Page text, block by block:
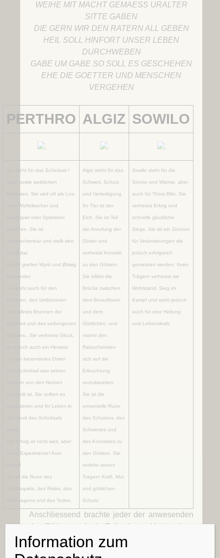
WEIHE MIT MACHT GEMAESS URALTER
SITTE GABEN
DIE GERN WIR DEN RATERN ALL GEBEN
HEIL SOLL HINFORT UNSER LEBEN
DURCHWEBEN
GABE UM GABE SO SOLL ES GESCHEHEN
EHE DIE GOETTER UND MENSCHEN
VERGEHEN
PERTHRO ALGIZ SOWILO
Sie steht für das Schicksal /
Spiel sowie weiblichen
Mysterien. Sie wird oft als Los-
oder Würfelbecher und
Glückspiel oder Spielstein
gesehen. Sie ist
unberechenbar und stellt den
Zufall dar.
Bei ihr greifen Wyrd und Ørlœg
ineinander.
Sie steht auch für den
Brunnen, den Urdbrunnen
oder Mimirs Brunnen der
Weisheit und des verborgenen
Wissens.. Sie verheisst Glück,
ist jedoch auch ein Hinweis
auf ein besonderes Omen
bzw. Schicksal was seinen
Trägern von den Nornen
zugeteilt ist. Sie sollten es
akzeptieren und ihr Leben in
die Hand des Schicksals
Der Erfolg ist nicht weit, aber
keine Experimente! Kein
Risiko!
Sie ist die Rune des
Glücksspiels, des Risiko, des
Wahrsagens und des Todes.
Algiz steht für das
Schwert, Schutz
und Verteidigung.
Ihr Tier ist der
Elch. Sie ist Teil
der Anrufung der
Götter und
verheisst Kontakt
zu den Göttern.
Sie bildet die
Brücke zwischen
dem Bewußtsein
und dem
Göttlichen, und
mahnt den
Ratsuchenden
sich auf die
Erleuchtung
vorzubereiten.
Sie ist die
universelle Rune
des Schutzes, des
Schwertes und
des Kontaktes zu
den Göttern. Sie
verleiht seinen
Trägern Kraft, Mut
und göttlichen
Schutz.
Sowilo steht für die
Sonne und Wärme, aber
auch für Thors Blitz. Sie
verheisst Erfolg und
schnelle glückliche
Siege. Sie ist ein Zeichen
für Veränderungen die
jedoch erfolgreich
gemeistert werden. Ihren
Trägern verheisst sie
Wohlstand, Sieg im
Kampf und steht jedoch
auch für eine Heilung
und Lebenskraft.
Anschliessend brachte jeder der anwesenden
den Göttern noch ein Opfer dar und legte einen
heiligen Schwur vor den Göttern ab, um dafür
zu sorgen dass diese ein Auge auf die Gruppe
Information zum